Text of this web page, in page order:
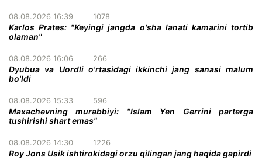
08.08.2026 16:39 1078
Karlos Prates: "Keyingi jangda o'sha lanati kamarini tortib
olaman"
08.08.2026 16:06 266
Dyubua va Uordli o'rtasidagi ikkinchi jang sanasi malum
bo'ldi
08.08.2026 15:33 596
Maxachevning murabbiyi: "Islam Yen Gerrini parterga
tushirishi shart emas"
08.08.2026 14:30 1226
Roy Jons Usik ishtirokidagi orzu qilingan jang haqida gapirdi